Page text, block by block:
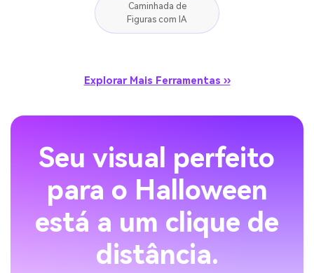
Caminhada de
Figuras com IA
Explorar Mais Ferramentas ››
Seu visual perfeito
para o Halloween
está a um clique de
distância.